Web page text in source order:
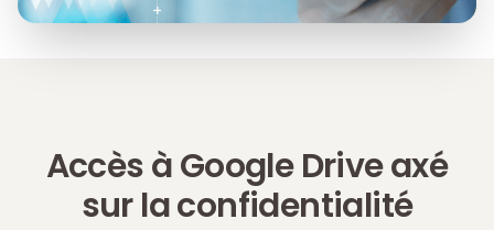
Accès à Google Drive axé
sur la confidentialité